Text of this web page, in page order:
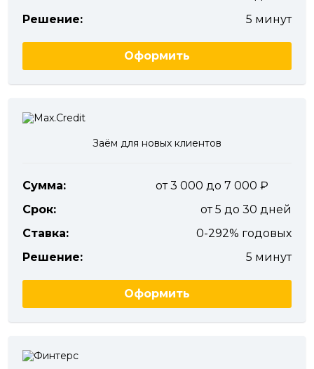
Решение:
5 минут
Оформить
Заём для новых клиентов
Сумма:
от 3 000 до 7 000
Срок:
от 5 до 30 дней
Ставка:
0-292% годовых
Решение:
5 минут
Оформить